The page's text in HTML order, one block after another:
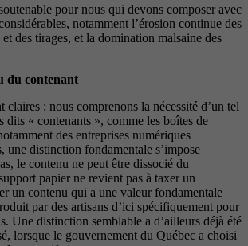
pour nous qui devons composer avec
notamment l’érosion continue des
des tirages, et la domination malsaine des
du contenant
claires : nous comprenons la nécessité d’un tel
dits « contenants », comme les boîtes de
des entreprises numériques
une distinction fondamentale s’impose
le contenu ne peut être dissocié du
papier ne revient pas à taxer un
un contenu qui a une valeur fondamentale
par des artisans d’ici spécifiquement pour
Une distinction semblable a d’ailleurs déjà été
lorsque le gouvernement du Québec a choisi